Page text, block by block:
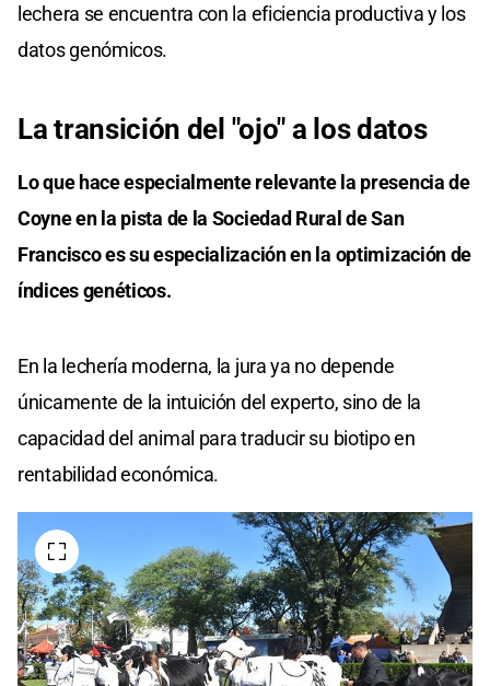
lechera se encuentra con la eficiencia productiva y los
datos genómicos.
La transición del "ojo" a los datos
Lo que hace especialmente relevante la presencia de
Coyne en la pista de la Sociedad Rural de San
Francisco es su especialización en la optimización de
índices genéticos.
En la lechería moderna, la jura ya no depende
únicamente de la intuición del experto, sino de la
capacidad del animal para traducir su biotipo en
rentabilidad económica.